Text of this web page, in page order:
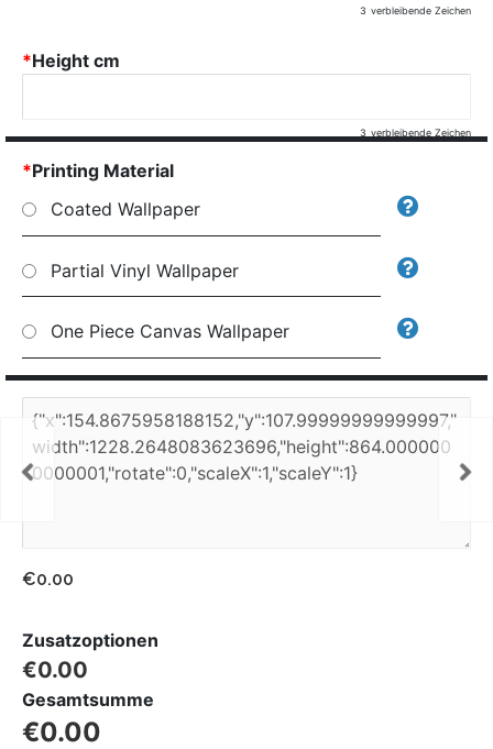
3 verbleibende Zeichen
*Height cm
3 verbleibende Zeichen
*Printing Material
Coated Wallpaper
Partial Vinyl Wallpaper
One Piece Canvas Wallpaper
€0.00
Zusatzoptionen
€0.00
Gesamtsumme
€0.00